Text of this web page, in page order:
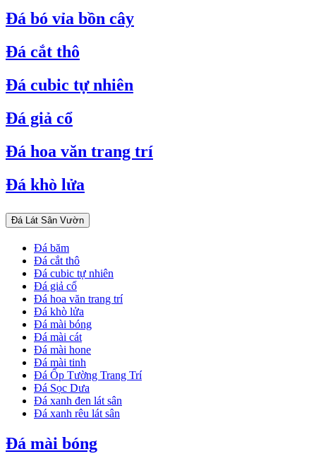
Đá bó vỉa bồn cây
Đá cắt thô
Đá cubic tự nhiên
Đá giả cổ
Đá hoa văn trang trí
Đá khò lửa
Đá Lát Sân Vườn
Đá băm
Đá cắt thô
Đá cubic tự nhiên
Đá giả cổ
Đá hoa văn trang trí
Đá khò lửa
Đá mài bóng
Đá mài cát
Đá mài hone
Đá mài tinh
Đá Ốp Tường Trang Trí
Đá Sọc Dưa
Đá xanh đen lát sân
Đá xanh rêu lát sân
Đá mài bóng